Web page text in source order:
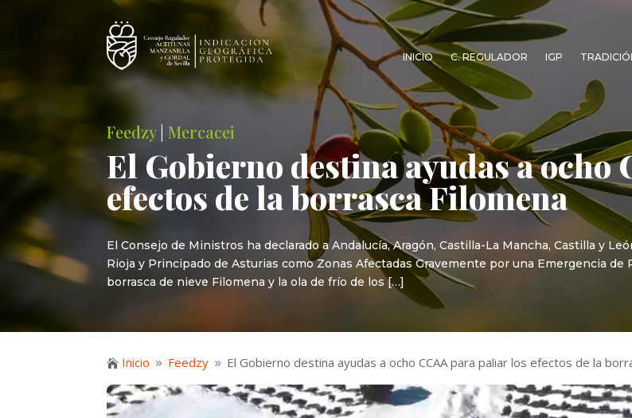
INICIO C. REGULADOR IGP
Feedzy|Mercacei
El Gobierno destina ayudas a ocho
efectos de la borrasca Filomena
El Consejo de Ministros ha declarado a Andalucía, Aragón, Castilla-La Mancha, Castilla y
Rioja y Principado de Asturias como Zonas Afectadas Gravemente por una Emergencia
borrasca de nieve Filomena y la ola de frío de los […]
 Inicio 9 Feedzy 9 El Gobierno destina ayudas a ocho CCAA para paliar los efectos de la